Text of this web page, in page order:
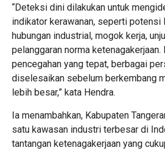
“Deteksi dini dilakukan untuk
indikator kerawanan, seperti potensi
hubungan industrial, mogok kerja,
pelanggaran norma ketenagakerjaan.
pencegahan yang tepat, berbagai
diselesaikan sebelum berkembang
lebih besar,” kata Hendra.
Ia menambahkan, Kabupaten
satu kawasan industri terbesar di
tantangan ketenagakerjaan yang